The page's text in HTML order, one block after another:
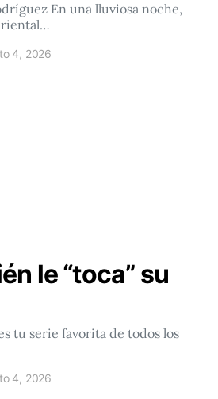
En una lluviosa noche,
4, 2026
le “toca” su
tu serie favorita de todos los
4, 2026